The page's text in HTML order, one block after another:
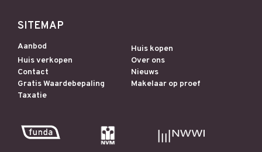
SITEMAP
Aanbod
Huis kopen
Huis verkopen
Over ons
Contact
Nieuws
Gratis Waardebepaling
Makelaar op proef
Taxatie